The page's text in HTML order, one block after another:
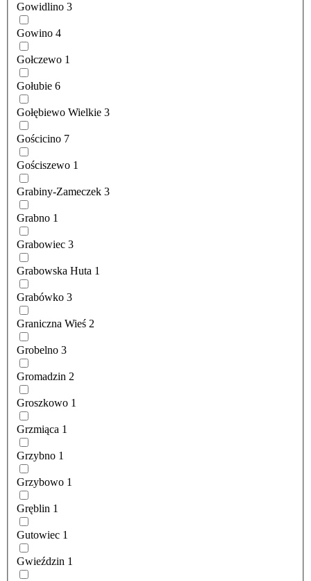
Gowidlino 3
Gowino 4
Gołczewo 1
Gołubie 6
Gołębiewo Wielkie 3
Gościcino 7
Gościszewo 1
Grabiny-Zameczek 3
Grabno 1
Grabowiec 3
Grabowska Huta 1
Grabówko 3
Graniczna Wieś 2
Grobelno 3
Gromadzin 2
Groszkowo 1
Grzmiąca 1
Grzybno 1
Grzybowo 1
Gręblin 1
Gutowiec 1
Gwieździn 1